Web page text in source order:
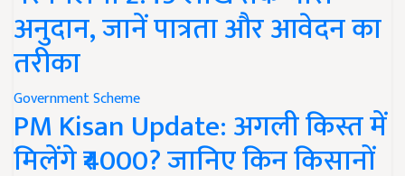
अनुदान, जानें पात्रता और आवेदन का
तरीका
Government Scheme
PM Kisan Update: अगली किस्त में
मिलेंगे ₹4000? जानिए किन किसानों